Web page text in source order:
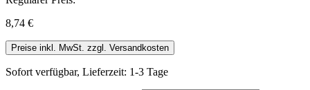
8,74 €
Preise inkl. MwSt. zzgl. Versandkosten
Sofort verfügbar, Lieferzeit: 1-3 Tage